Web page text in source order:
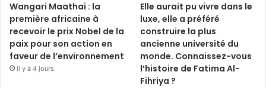
Wangari Maathai : la
première africaine à
recevoir le prix Nobel de la
paix pour son action en
faveur de l’environnement
il y a 4 jours
Elle aurait pu vivre dans le
luxe, elle a préféré
construire la plus
ancienne université du
monde. Connaissez-vous
l’histoire de Fatima Al-
Fihriya ?